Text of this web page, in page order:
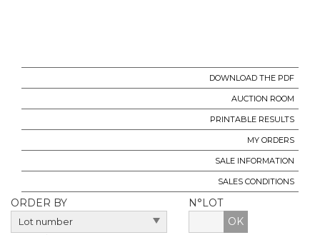
DOWNLOAD THE PDF
AUCTION ROOM
PRINTABLE RESULTS
MY ORDERS
SALE INFORMATION
SALES CONDITIONS
ORDER BY
N°LOT
OK